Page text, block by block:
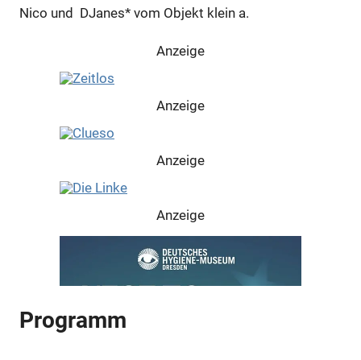
Nico und DJanes* vom Objekt klein a.
Anzeige
Anzeige
Anzeige
Anzeige
Programm